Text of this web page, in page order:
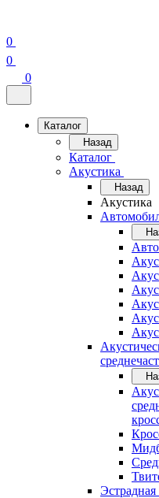
0
0
0
Каталог
Назад
Каталог
Акустика
Назад
Акустика
Эстрадная